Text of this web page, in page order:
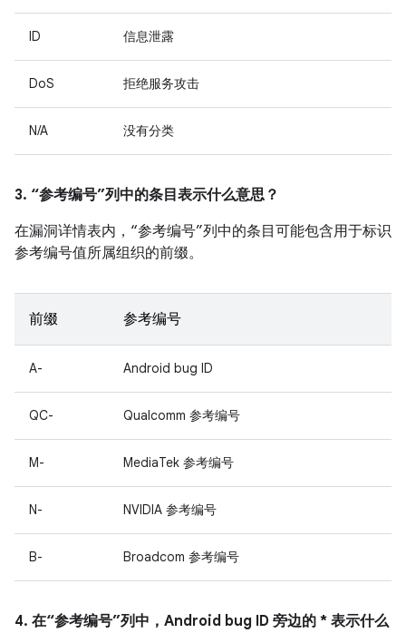
ID 信息泄露
DoS 拒绝服务攻击
N/A 没有分类
3. “参考编号”列中的条目表示什么意思？
在漏洞详情表内，“参考编号”列中的条目可能包含用于标识
参考编号值所属组织的前缀。
前缀 参考编号
A- Android bug ID
QC- Qualcomm 参考编号
M- MediaTek 参考编号
N- NVIDIA 参考编号
B- Broadcom 参考编号
4. 在“参考编号”列中，Android bug ID 旁边的 * 表示什么